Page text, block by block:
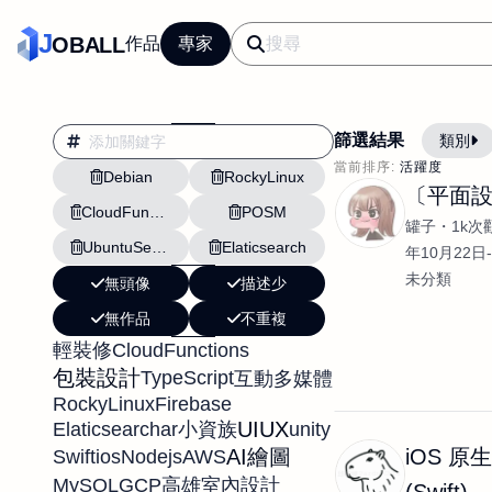
JOBALL作品 專家
Debian
RockyLinux
POSM
Elaticsearch
無頭像
描述少
無作品
不重複
輕裝修CloudFunctions
包裝設計TypeScript互動多媒體
RockyLinuxFirebase
Elaticsearchar小資族UIUXunity
SwiftiosNodejsAWSAI繪圖
MySQLGCP高雄室內設計
篩選結果 類別
當前排序: 活躍度
AI應用
影片剪輯
平面
設計插畫
pt副業
網站設計與架設
〔平面
罐子
1k次
年10月22日
未分類
iOS 原